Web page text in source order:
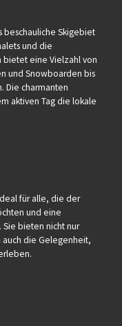
beschauliche Skigebiet
und die
bietet eine Vielzahl von
und Snowboarden bis
Die charmanten
aktiven Tag die lokale
für alle, die der
und eine
Sie bieten nicht nur
die Gelegenheit,